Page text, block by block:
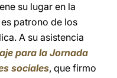
su lugar en la
patrono de los
A su asistencia
para la Jornada
sociales, que firmo